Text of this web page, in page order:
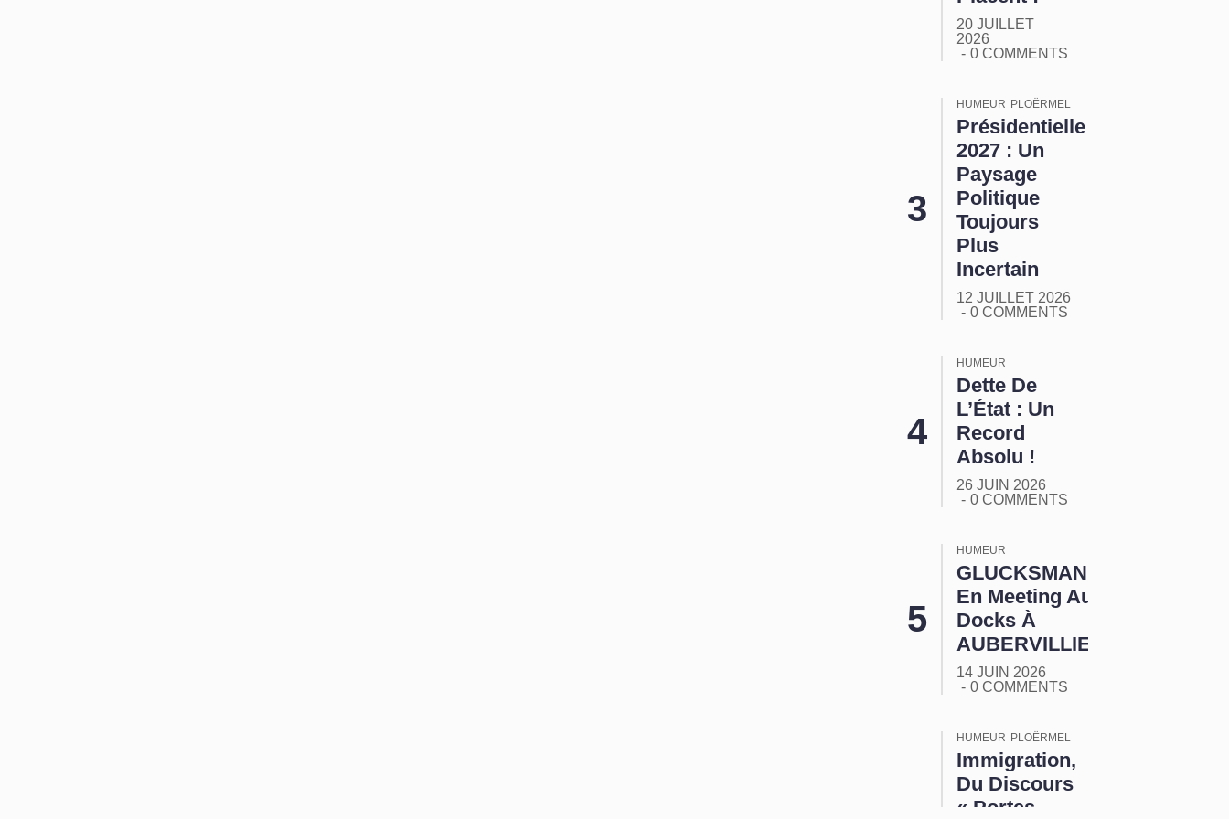
20 JUILLET
2026
0 COMMENTS
HUMEUR PLOËRMEL
Présidentielle
2027 : Un
Paysage
Politique
Toujours
Plus
Incertain
12 JUILLET 2026
0 COMMENTS
HUMEUR
Dette De
L’État : Un
Record
Absolu !
26 JUIN 2026
0 COMMENTS
HUMEUR
GLUCKSMANN
En Meeting Aux
Docks À
AUBERVILLIERS
14 JUIN 2026
0 COMMENTS
HUMEUR PLOËRMEL
Immigration,
Du Discours
« Portes